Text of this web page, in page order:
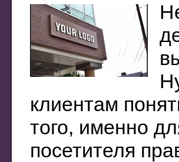
клиентам
того, именно
посетителя